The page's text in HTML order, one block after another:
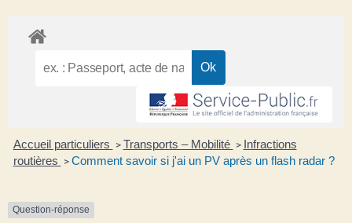
Accueil particuliers > Transports – Mobilité > Infractions
routières > Comment savoir si j'ai un PV après un flash radar ?
Question-réponse